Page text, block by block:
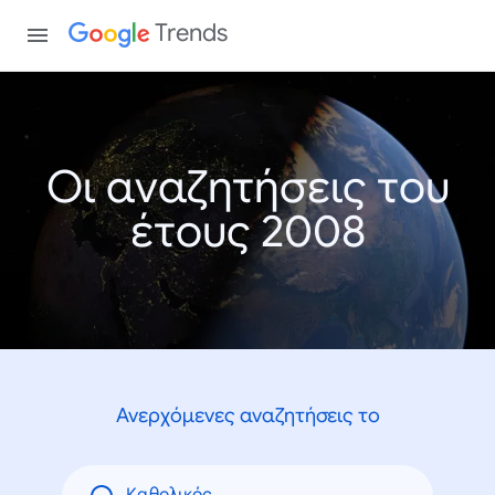
Trends
Οι αναζητήσεις του
έτους 2008
Ανερχόμενες αναζητήσεις το